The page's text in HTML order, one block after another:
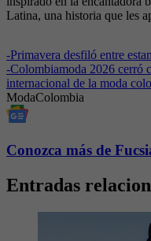
Latina, una historia que les
-Primavera desfiló entre
-Colombiamoda 2026 cerró
internacional de la moda
ModaColombia
Conozca más de
Entradas